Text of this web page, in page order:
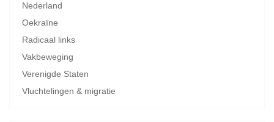
Nederland
Oekraïne
Radicaal links
Vakbeweging
Verenigde Staten
Vluchtelingen & migratie